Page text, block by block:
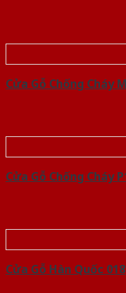
Cửa Gỗ Chống Cháy
Cửa Gỗ Chống Cháy
Cửa Gỗ Hàn Quốc 018